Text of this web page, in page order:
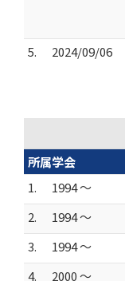
5.
2024/09/06
所属学会
1.
1994 ～
2.
1994 ～
3.
1994 ～
4.
2000 ～